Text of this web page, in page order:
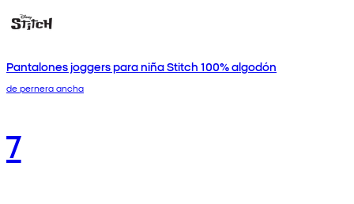
Pantalones joggers para niña Stitch 100% algodón
de pernera ancha
7